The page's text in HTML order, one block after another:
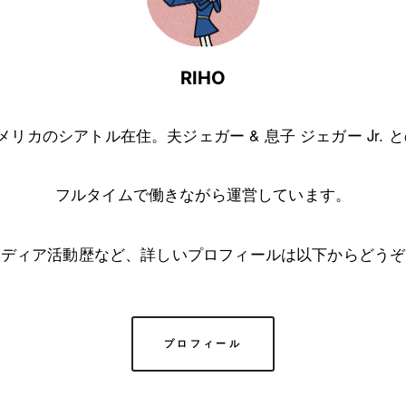
RIHO
リカのシアトル在住。夫ジェガー & 息子 ジェガー Jr. と
フルタイムで働きながら運営しています。
ディア活動歴など、詳しいプロフィールは以下からどうぞ
プロフィール